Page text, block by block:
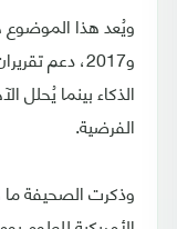
و2017، دعم
الفرضية.
وذكرت الصحيفة ما